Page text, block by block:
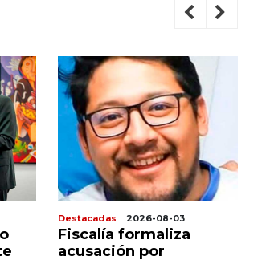
Destacadas 2026-08-03
Fiscalía formaliza
acusación por